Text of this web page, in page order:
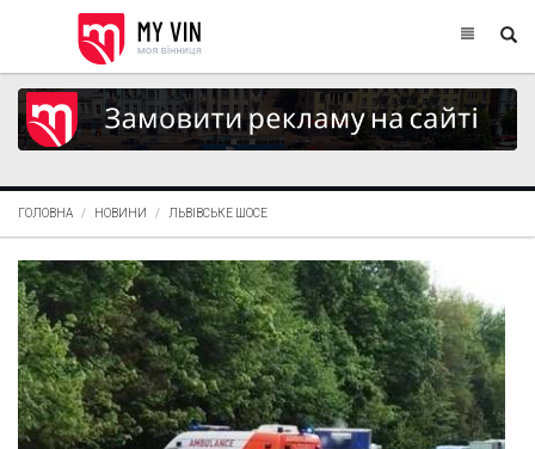
ГОЛОВНА НОВИНИ ЛЬВІВСЬКЕ ШОСЕ